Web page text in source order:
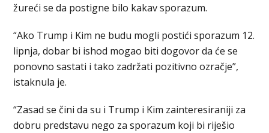
žureći se da postigne bilo kakav sporazum.
“Ako Trump i Kim ne budu mogli postići sporazum 12.
lipnja, dobar bi ishod mogao biti dogovor da će se
ponovno sastati i tako zadržati pozitivno ozračje”,
istaknula je.
“Zasad se čini da su i Trump i Kim zainteresiraniji za
dobru predstavu nego za sporazum koji bi riješio